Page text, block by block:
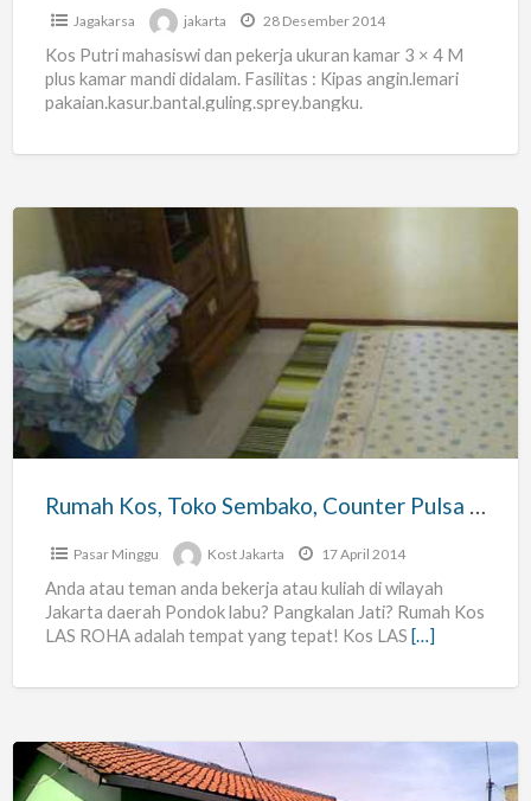
Jagakarsa jakarta 28 Desember 2014
Kos Putri mahasiswi dan pekerja ukuran kamar 3 × 4 M
plus kamar mandi didalam. Fasilitas : Kipas angin.lemari
pakaian.kasur.bantal.guling.sprey.bangku.
Rumah
Kos,
Toko
Sembako,
Counter
Pulsa
Las
Rumah Kos, Toko Sembako, Counter Pulsa Las Roha
Pasar Minggu Kost Jakarta 17 April 2014
Anda atau teman anda bekerja atau kuliah di wilayah
Jakarta daerah Pondok labu? Pangkalan Jati? Rumah Kos
LAS ROHA adalah tempat yang tepat! Kos LAS […]